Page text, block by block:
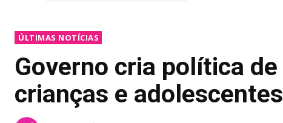
ÚLTIMAS NOTÍCIAS
Governo cria política
crianças e adolescentes